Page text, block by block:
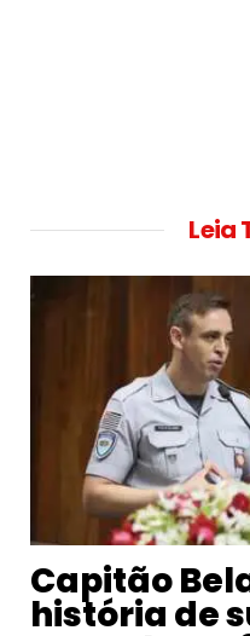
Leia
Capitão
história de